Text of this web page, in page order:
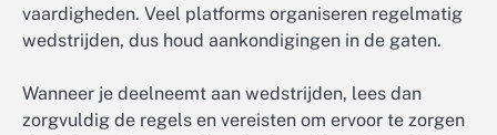
vaardigheden. Veel platforms organiseren regelmatig
wedstrijden, dus houd aankondigingen in de gaten.
Wanneer je deelneemt aan wedstrijden, lees dan
zorgvuldig de regels en vereisten om ervoor te zorgen